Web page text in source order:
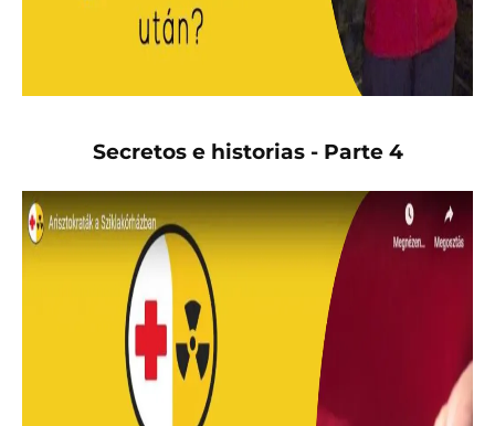
Secretos e historias - Parte 4